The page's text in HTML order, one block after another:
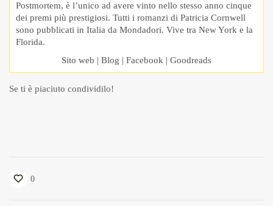
Postmortem, è l’unico ad avere vinto nello stesso anno cinque
dei premi più prestigiosi. Tutti i romanzi di Patricia Cornwell
sono pubblicati in Italia da Mondadori. Vive tra New York e la
Florida.
Sito web | Blog | Facebook | Goodreads
Se ti è piaciuto condividilo!
0